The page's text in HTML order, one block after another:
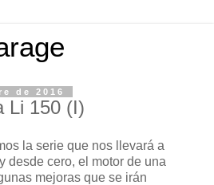
de 2016
Li 150 (I)
la serie que nos llevará a
desde cero, el motor de una
mejoras que se irán